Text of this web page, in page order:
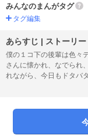
みんなのまんがタグ
タグ編集
あらすじ | ストーリー
僕の１コ下の後輩は色々
さんに懐かれ、なでられ
れながら、今日もドタ